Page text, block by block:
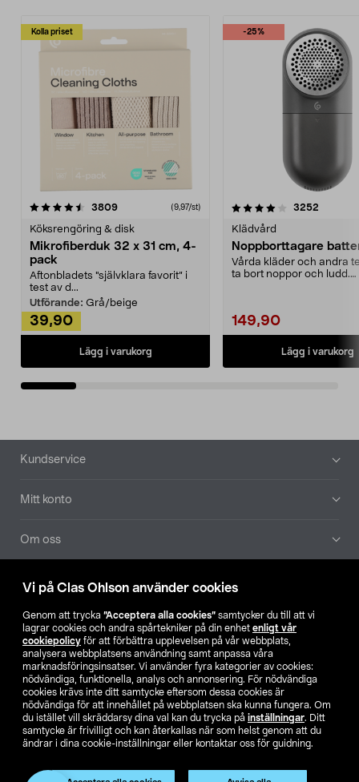
Vi på Clas Ohlson använder cookies
Genom att trycka ”Acceptera alla cookies” samtycker du till att vi
lagrar cookies och andra spårtekniker på din enhet enligt vår
cookiepolicy för att förbättra upplevelsen på vår webbplats,
analysera webbplatsens användning samt anpassa våra
marknadsföringsinsatser. Vi använder fyra kategorier av cookies:
nödvändiga, funktionella, analys och annonsering. För nödvändiga
cookies krävs inte ditt samtycke eftersom dessa cookies är
nödvändiga för att innehållet på webbplatsen ska kunna fungera. Om
du istället vill skräddarsy dina val kan du trycka på inställningar. Ditt
samtycke är frivilligt och kan återkallas när som helst genom att du
ändrar i dina cookie-inställningar eller kontaktar oss för guidning.
Kolla priset
3809recensioner (9,97/st)
Köksrengöring & disk
Mikrofiberduk 32 x 31 cm, 4-
pack
Aftonbladets "självklara favorit” i
test av d...
Utförande: Grå/beige
39,90
Lägg i varukorg
-25%
4.0av 5 stjärnor 3252
Klädvård
Noppborttagare
Vårda kläder och andra
ta bort noppor och ludd.
149,90
Lägg i varukorg
4.5av 5 stjärnor
Sidfot
Kundservice
Mitt konto
Om oss
Aktuellt
Våra bolag
Hitta butik
SE NO FI